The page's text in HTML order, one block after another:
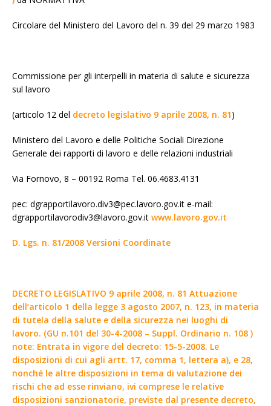
Circolare del Ministero del Lavoro del n. 39 del 29 marzo 1983
Commissione per gli interpelli in materia di salute e sicurezza
sul lavoro
(articolo 12 del decreto legislativo 9 aprile 2008, n. 81)
Ministero del Lavoro e delle Politiche Sociali Direzione
Generale dei rapporti di lavoro e delle relazioni industriali
Via Fornovo, 8 – 00192 Roma Tel. 06.4683.4131
pec: dgrapportilavoro.div3@pec.lavoro.gov.it e-mail:
dgrapportilavorodiv3@lavoro.gov.it www.lavoro.gov.it
D. Lgs. n. 81/2008 Versioni Coordinate
DECRETO LEGISLATIVO 9 aprile 2008, n. 81 Attuazione
dell’articolo 1 della legge 3 agosto 2007, n. 123, in materia
di tutela della salute e della sicurezza nei luoghi di
lavoro. (GU n.101 del 30-4-2008 – Suppl. Ordinario n. 108 )
note: Entrata in vigore del decreto: 15-5-2008. Le
disposizioni di cui agli artt. 17, comma 1, lettera a), e 28,
nonché le altre disposizioni in tema di valutazione dei
rischi che ad esse rinviano, ivi comprese le relative
disposizioni sanzionatorie, previste dal presente decreto,